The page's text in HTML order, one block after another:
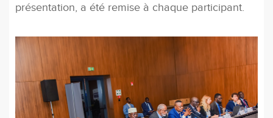
présentation, a été remise à chaque participant.